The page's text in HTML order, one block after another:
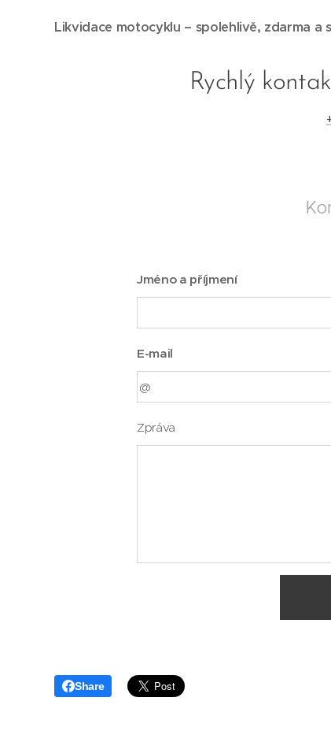
Likvidace motocyklu – spolehlivě, zdarma a
Rychlý
Jméno a příjmení
E-mail
Zpráva
Share